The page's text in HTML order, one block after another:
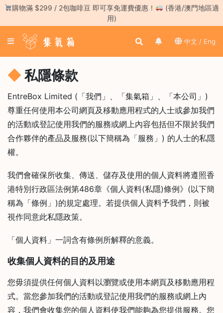
登
／
註
冊
咖
啡
手
工
濃
縮
咖
萃
具
Skip購物滿 $299 / 2包咖啡豆 即可享免運費優惠！
(香港/澳門地區適
用)
中文 / Eng
私隱條款
EntreBox Limited (「我們」、「集氣箱」、「本公司」)
尊重任何使用本公司網頁及移動應用程式的人士或參加我們
的活動或登記使用我們的服務或網上內容包括但不限於我們
合作夥伴的產品及服務(以下簡稱為「服務」) 的人士的私隱
權。
我們會確保所收集、傳送、儲存及使用的個人資料將遵照香
港特別行政區法例第486章《個人資料(私隱)條例》(以下簡
稱為「條例」)的規定處理。若提供個人資料予我們，則被
視作同意此私隱政策。
「個人資料」一詞含有條例所解釋的意義。
收集個人資料的目的及用途
您毋須提供任何個人資料以瀏覽或使用本網頁及移動應用程
式。當您參加我們的活動或登記使用我們的服務或網上內
容，我們會收集您的個人資料使我們能夠為您提供服務。您